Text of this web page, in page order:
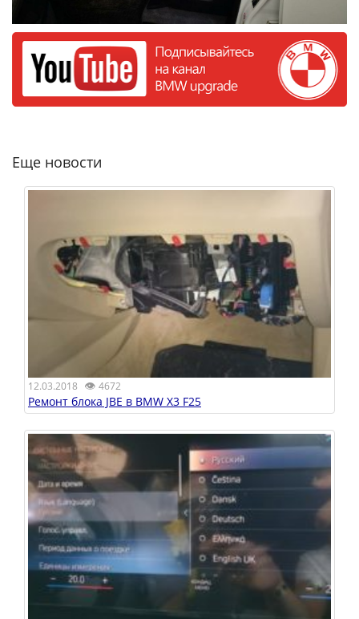
Еще новости
12.03.2018 👁 4672
Ремонт блока JBE в BMW X3 F25